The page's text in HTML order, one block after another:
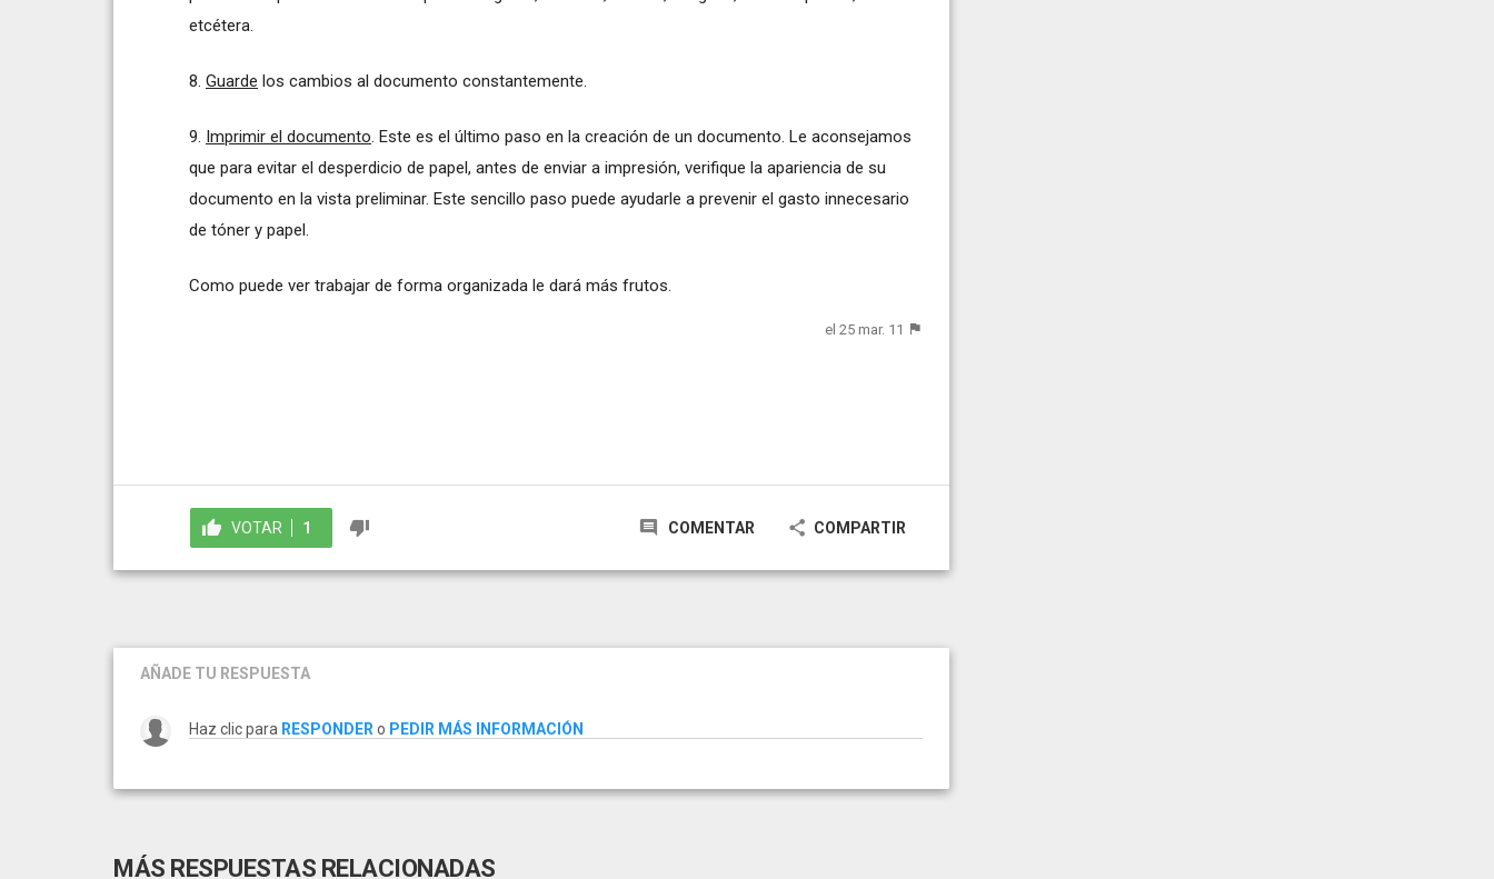
etcétera.
8. Guarde los cambios al documento constantemente.
9. Imprimir el documento. Este es el último paso en la creación de un documento. Le aconsejamos
que para evitar el desperdicio de papel, antes de enviar a impresión, verifique la apariencia de su
documento en la vista preliminar. Este sencillo paso puede ayudarle a prevenir el gasto innecesario
de tóner y papel.
Como puede ver trabajar de forma organizada le dará más frutos.
el 25 mar. 11
VOTAR 1 COMENTAR COMPARTIR
AÑADE TU RESPUESTA
Haz clic para RESPONDER o PEDIR MÁS INFORMACIÓN
MÁS RESPUESTAS RELACIONADAS